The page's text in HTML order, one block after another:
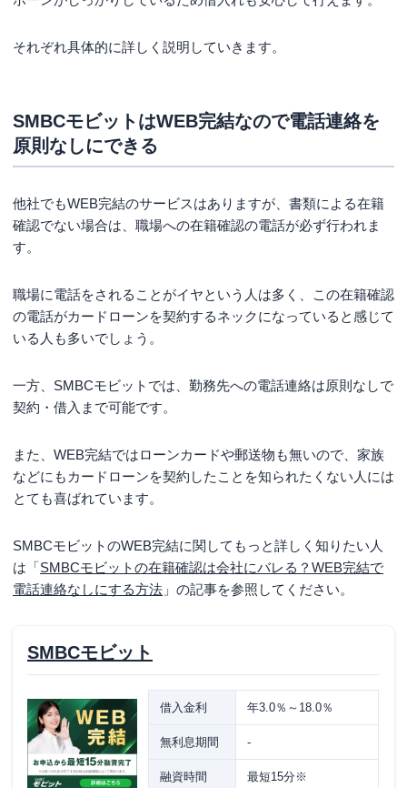
それぞれ具体的に詳しく説明していきます。
SMBCモビットはWEB完結なので電話連絡を
原則なしにできる
他社でもWEB完結のサービスはありますが、書類による在籍
確認でない場合は、職場への在籍確認の電話が必ず行われま
す。
職場に電話をされることがイヤという人は多く、この在籍確認
の電話がカードローンを契約するネックになっていると感じて
いる人も多いでしょう。
一方、SMBCモビットでは、勤務先への電話連絡は原則なしで
契約・借入まで可能です。
また、WEB完結ではローンカードや郵送物も無いので、家族
などにもカードローンを契約したことを知られたくない人には
とても喜ばれています。
SMBCモビットのWEB完結に関してもっと詳しく知りたい人
は「SMBCモビットの在籍確認は会社にバレる？WEB完結で
電話連絡なしにする方法 」の記事を参照してください。
SMBCモビット
借入金利 年3.0％～18.0％
無利息期間 -
融資時間 最短15分※